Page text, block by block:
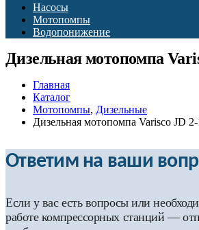
Насосы
Мотопомпы
Водопонижение
Дизельная мотопомпа
Главная
Каталог
Мотопомпы, Дизельные
Дизельная мотопомпа Varisco JD
Ответим на ваши
Если у вас есть вопросы или
работе компрессорных станций —